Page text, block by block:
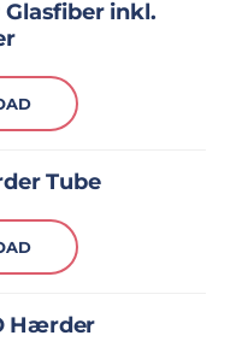
Glasfiber inkl.
Tube
Hærder